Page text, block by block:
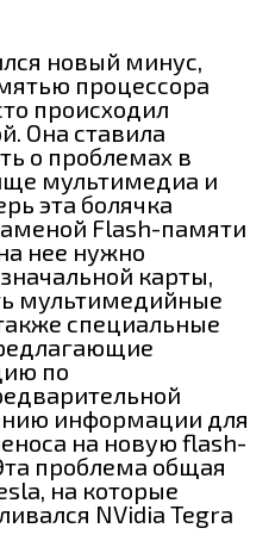
новый минус,
процессора
происходил
Она ставила
о проблемах в
мультимедиа и
эта болячка
Flash-памяти
нее нужно
карты,
мультимедийные
специальные
по
информации для
на новую flash-
проблема общая
на которые
NVidia Tegra